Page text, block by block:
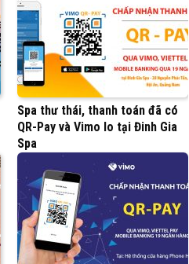
Spa thư thái, thanh toán đã có
QR-Pay và Vimo lo tại Đinh Gia
Spa